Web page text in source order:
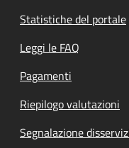
Statistiche del portale
Leggi le FAQ
Pagamenti
Riepilogo valutazioni
Segnalazione